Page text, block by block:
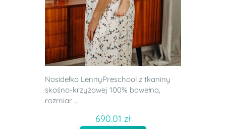
Nosidełko LennyPreschool z tkaniny
skośno-krzyżowej 100% bawełna,
rozmiar ...
690.01 zł